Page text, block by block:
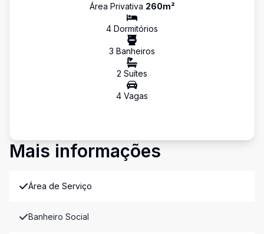
Área Privativa 260m²
4 Dormitórios
3 Banheiros
2 Suítes
4 Vagas
Mais informações
Área de Serviço
Banheiro Social